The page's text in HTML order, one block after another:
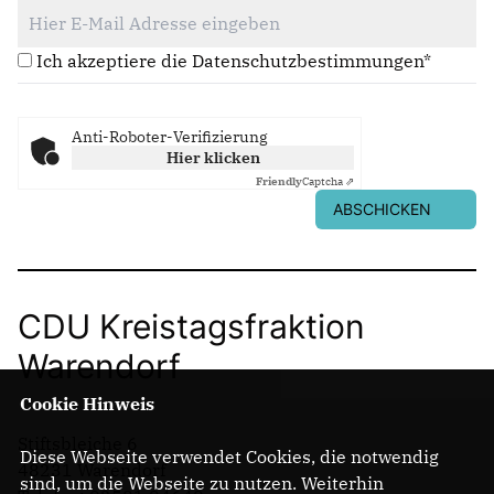
Ich akzeptiere die Datenschutzbestimmungen*
Anti-Roboter-Verifizierung
Hier klicken
FriendlyCaptcha ⇗
ABSCHICKEN
CDU Kreistagsfraktion
Warendorf
48231 Warendorf
Cookie Hinweis
Diese Webseite verwendet Cookies, die notwendig
sind, um die Webseite zu nutzen. Weiterhin